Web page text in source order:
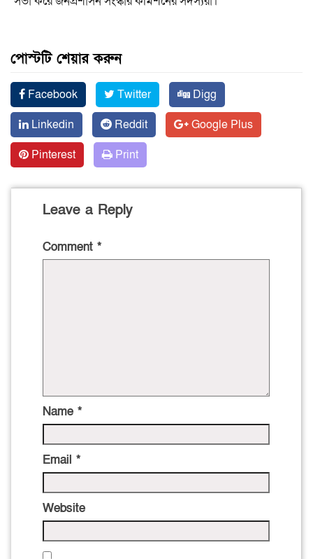
পোস্টটি শেয়ার করুন
Facebook Twitter
Digg
Linkedin
Reddit
Google Plus
Pinterest
Print
Leave a Reply
Comment *
Name *
Email *
Website